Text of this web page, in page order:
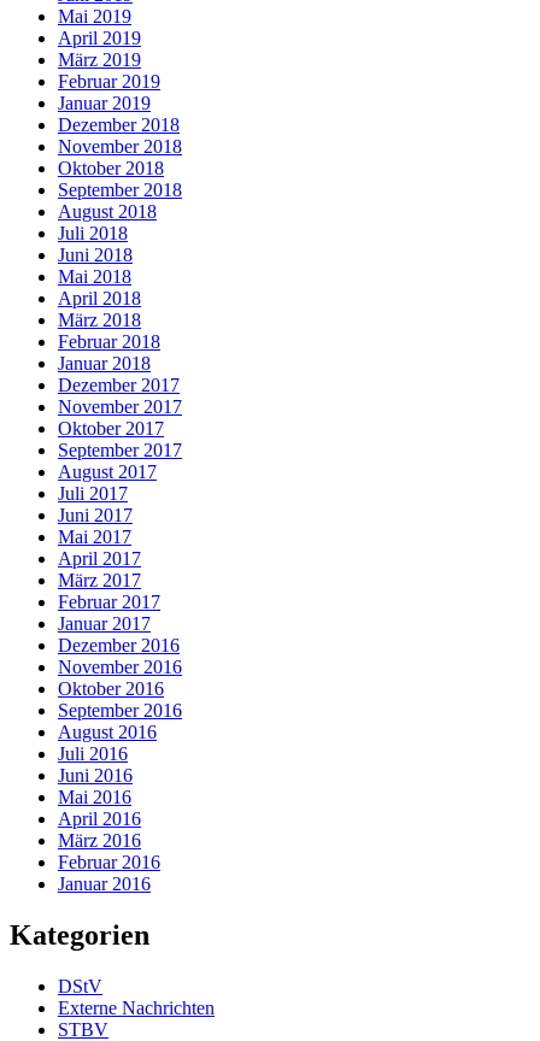
Mai 2019
April 2019
März 2019
Februar 2019
Januar 2019
Dezember 2018
November 2018
Oktober 2018
September 2018
August 2018
Juli 2018
Juni 2018
Mai 2018
April 2018
März 2018
Februar 2018
Januar 2018
Dezember 2017
November 2017
Oktober 2017
September 2017
August 2017
Juli 2017
Juni 2017
Mai 2017
April 2017
März 2017
Februar 2017
Januar 2017
Dezember 2016
November 2016
Oktober 2016
September 2016
August 2016
Juli 2016
Juni 2016
Mai 2016
April 2016
März 2016
Februar 2016
Januar 2016
Kategorien
DStV
Externe Nachrichten
STBV